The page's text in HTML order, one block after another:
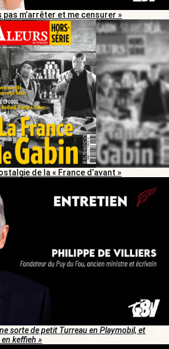
pas m’arrêter et me censurer »
de la « France d’avant »
sorte de petit Turreau en Playmobil, et
keffieh »